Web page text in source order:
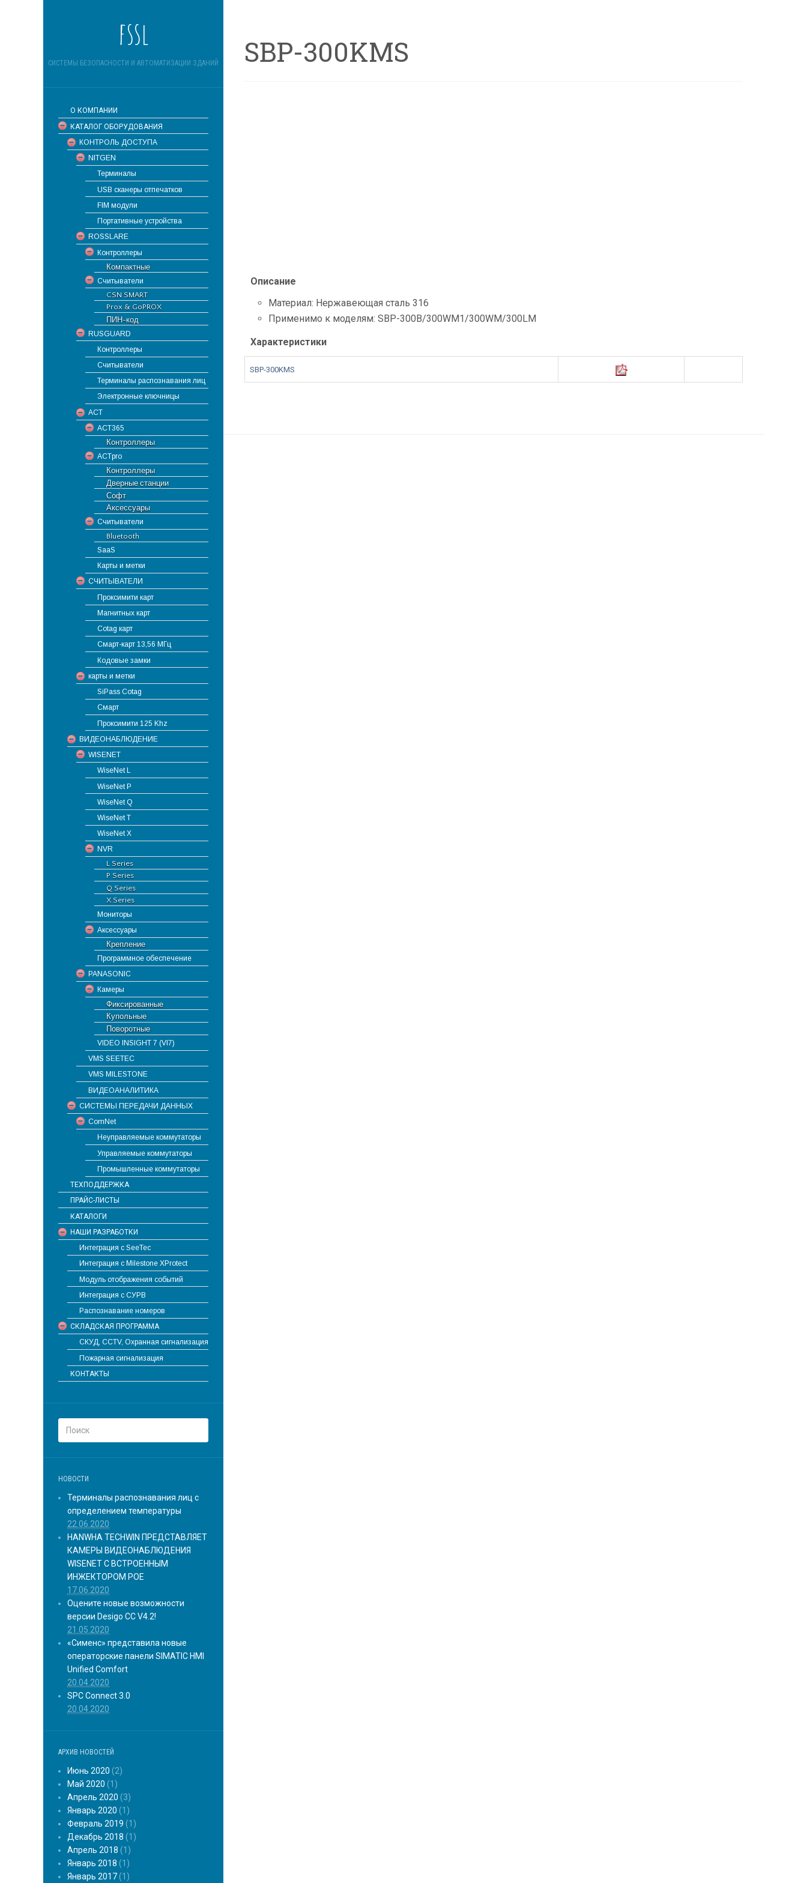
fssl
СИСТЕМЫ БЕЗОПАСНОСТИ И АВТОМАТИЗАЦИИ ЗДАНИЙ
О КОМПАНИИ
КАТАЛОГ ОБОРУДОВАНИЯ
КОНТРОЛЬ ДОСТУПА
NITGEN
Терминалы
USB сканеры отпечатков
FIM модули
Портативные устройства
ROSSLARE
Контроллеры
Компактные
Считыватели
CSN SMART
Prox & GoPROX
ПИН-код
RUSGUARD
Контроллеры
Считыватели
Терминалы распознавания лиц
Электронные ключницы
ACT
ACT365
Контроллеры
ACTpro
Контроллеры
Дверные станции
Софт
Аксессуары
Считыватели
Bluetooth
SaaS
Карты и метки
СЧИТЫВАТЕЛИ
Проксимити карт
Магнитных карт
Cotag карт
Смарт-карт 13,56 МГц
Кодовые замки
карты и метки
SiPass Cotag
Смарт
Проксимити 125 Khz
ВИДЕОНАБЛЮДЕНИЕ
WISENET
WiseNet L
WiseNet P
WiseNet Q
WiseNet T
WiseNet X
NVR
L Series
P Series
Q Series
X Series
Мониторы
Аксессуары
Крепление
Программное обеспечение
PANASONIC
Камеры
Фиксированные
Купольные
Поворотные
VIDEO INSIGHT 7 (VI7)
VMS SEETEC
VMS MILESTONE
ВИДЕОАНАЛИТИКА
СИСТЕМЫ ПЕРЕДАЧИ ДАННЫХ
ComNet
Неуправляемые коммутаторы
Управляемые коммутаторы
Промышленные коммутаторы
ТЕХПОДДЕРЖКА
ПРАЙС-ЛИСТЫ
КАТАЛОГИ
НАШИ РАЗРАБОТКИ
Интеграция с SeeTec
Интеграция с Milestone XProtect
Модуль отображения событий
Интеграция с СУРВ
Распознавание номеров
СКЛАДСКАЯ ПРОГРАММА
СКУД, CCTV, Охранная сигнализация
Пожарная сигнализация
КОНТАКТЫ
НОВОСТИ
Терминалы распознавания лиц с
определением температуры
22.06.2020
HANWHA TECHWIN ПРЕДСТАВЛЯЕТ
КАМЕРЫ ВИДЕОНАБЛЮДЕНИЯ
WISENET С ВСТРОЕННЫМ
ИНЖЕКТОРОМ POE
17.06.2020
Оцените новые возможности
версии Desigo CC V4.2!
21.05.2020
«Сименс» представила новые
операторские панели SIMATIC HMI
Unified Comfort
20.04.2020
SPC Connect 3.0
20.04.2020
АРХИВ НОВОСТЕЙ
Июнь 2020 (2)
Май 2020 (1)
Апрель 2020 (3)
Январь 2020 (1)
Февраль 2019 (1)
Декабрь 2018 (1)
Апрель 2018 (1)
Январь 2018 (1)
Январь 2017(1)
SBP-300KMS
Описание
Материал: Нержавеющая сталь 316
Применимо к моделям: SBP-300B/300WM1/300WM/300LM
Характеристики
SBP-300KMS